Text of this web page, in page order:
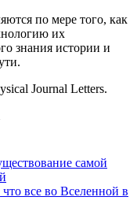
по мере того, как
их
знания истории и
Journal Letters.
самой
все во Вселенной в